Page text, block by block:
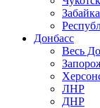
Донбасс
Весь
ЛНР
ДНР